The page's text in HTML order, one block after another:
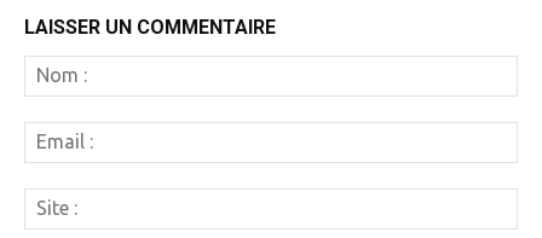
LAISSER UN COMMENTAIRE
:
:
: